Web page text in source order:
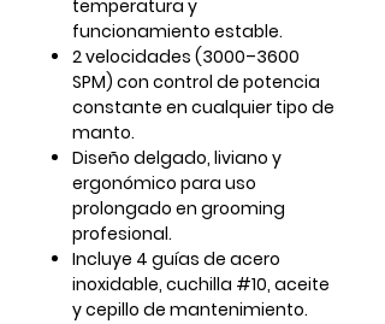
temperatura y
funcionamiento estable.
2 velocidades (3000–3600
SPM) con control de potencia
constante en cualquier tipo de
manto.
Diseño delgado, liviano y
ergonómico para uso
prolongado en grooming
profesional.
Incluye 4 guías de acero
inoxidable, cuchilla #10, aceite
y cepillo de mantenimiento.